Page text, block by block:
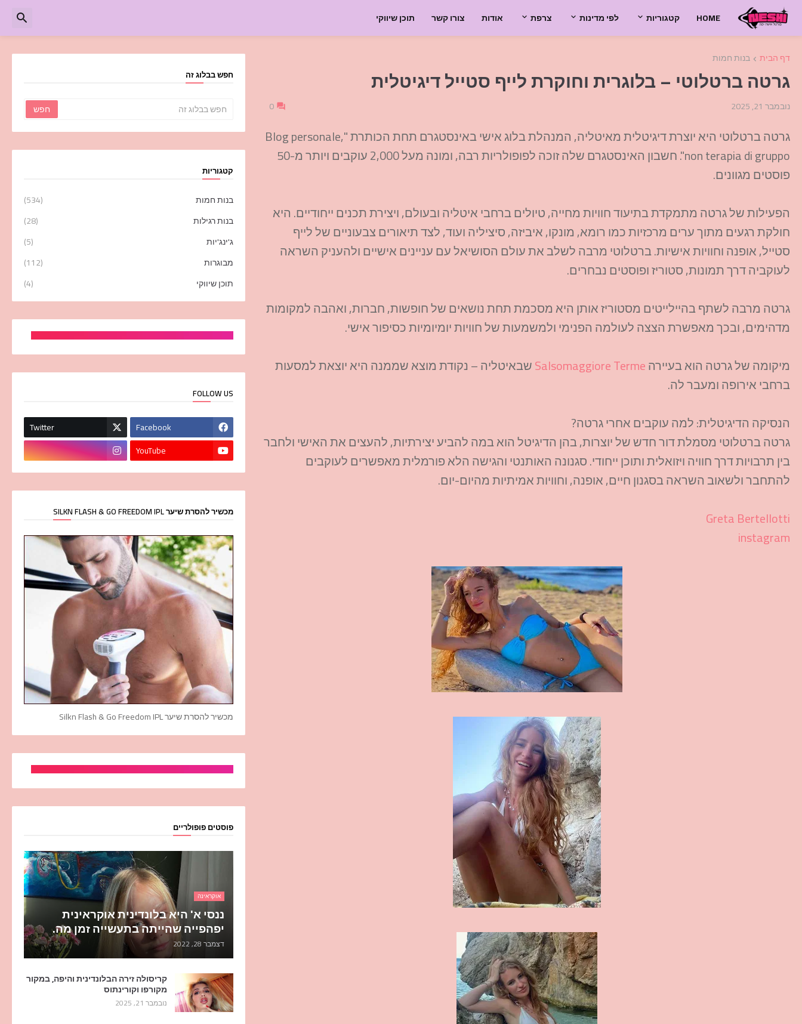
HOME קטגוריות לפי מדינות צרפת אודות צורו קשר תוכן שיווקי
דף הבית בנות חמות
גרטה ברטלוטי – בלוגרית וחוקרת לייף סטייל דיגיטלית
נובמבר 21, 2025 0
גרטה ברטלוטי היא יוצרת דיגיטלית מאיטליה, המנהלת בלוג אישי באינסטגרם תחת הכותרת "Blog personale,
non terapia di gruppo". חשבון האינסטגרם שלה זוכה לפופולריות רבה, ומונה מעל 2,000 עוקבים ויותר מ-50
פוסטים מגוונים.
הפעילות של גרטה מתמקדת בתיעוד חוויות מחייה, טיולים ברחבי איטליה ובעולם, ויצירת תכנים ייחודיים. היא
חולקת רגעים מתוך ערים מרכזיות כמו רומא, מונקו, איביזה, סיציליה ועוד, לצד תיאורים צבעוניים של לייף
סטייל, אופנה וחוויות אישיות. ברטלוטי מרבה לשלב את עולם הסושיאל עם עניינים אישיים ולהעניק השראה
לעוקביה דרך תמונות, סטוריז ופוסטים נבחרים.
גרטה מרבה לשתף בהיילייטים מסטוריז אותן היא מסכמת תחת נושאים של חופשות, חברות, ואהבה למקומות
מדהימים, ובכך מאפשרת הצצה לעולמה הפנימי ולמשמעות של חוויות יומיומיות כסיפור אישי.
מיקומה של גרטה הוא בעיירהSalsomaggiore Termeשבאיטליה – נקודת מוצא שממנה היא יוצאת למסעות
ברחבי אירופה ומעבר לה.
הנסיקה הדיגיטלית: למה עוקבים אחרי גרטה?
גרטה ברטלוטי מסמלת דור חדש של יוצרות, בהן הדיגיטל הוא במה להביע יצירתיות, להעצים את האישי ולחבר
בין תרבויות דרך חוויה ויזואלית ותוכן ייחודי. סגנונה האותנטי והגישה הלא פורמלית מאפשרים לעוקבים
להתחבר ולשאוב השראה בסגנון חיים, אופנה, וחוויות אמיתיות מהיום-יום.
Greta Bertellotti
instagram
חפש בבלוג זה
קטגוריות
בנות חמות
(534)
בנות רגילות
(28)
ג'ינג'יות
(5)
מבוגרות
(112)
תוכן שיווקי
(4)
FOLLOW US
Facebook
Twitter
YouTube
מכשיר להסרת שיער SILKN FLASH & GO FREEDOM IPL
מכשיר להסרת שיער Silkn Flash & Go Freedom IPL
פוסטים פופולריים
אוקראינה
ננסי א' היא בלונדינית אוקראינית
יפהפייה שהייתה בתעשייה זמן מה.
דצמבר 28, 2022
קריסולה זירה הבלונדינית והיפה, במקור
מקורפו וקורינתוס
נובמבר 21, 2025